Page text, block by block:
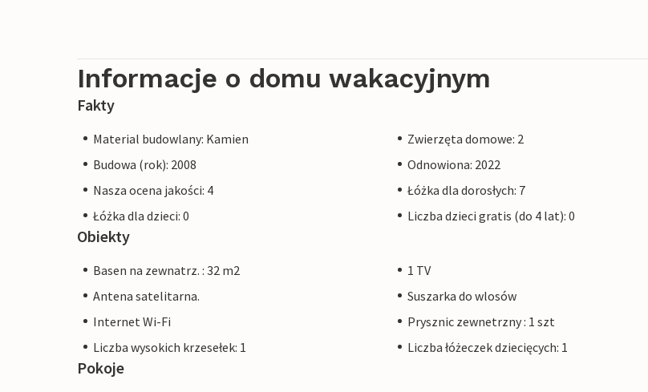
Informacje o domu wakacyjnym
Fakty
Material budowlany: Kamien
Zwierzęta domowe: 2
Budowa (rok): 2008
Odnowiona: 2022
Nasza ocena jakości: 4
Łóżka dla dorosłych: 7
Łóżka dla dzieci: 0
Liczba dzieci gratis (do 4 lat): 0
Obiekty
Basen na zewnatrz. : 32 m2
1 TV
Antena satelitarna.
Suszarka do wlosów
Internet Wi-Fi
Prysznic zewnetrzny : 1 szt
Liczba wysokich krzesełek: 1
Liczba łóżeczek dziecięcych: 1
Pokoje